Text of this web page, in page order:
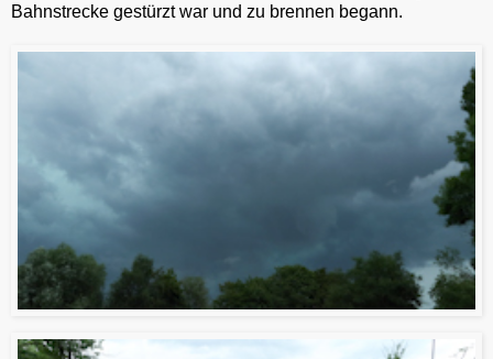
Bahnstrecke gestürzt war und zu brennen begann.